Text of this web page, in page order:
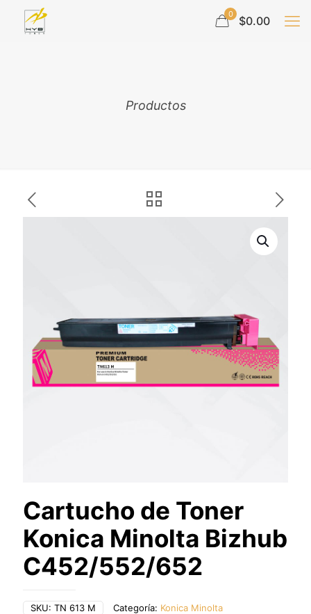
0 $0.00
Productos
Cartucho de Toner
Konica Minolta Bizhub
C452/552/652
SKU: TN 613 M Categoría: Konica Minolta